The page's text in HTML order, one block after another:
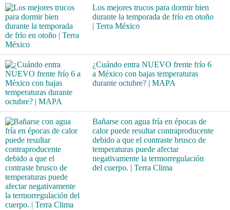
Los mejores trucos para dormir bien
durante la temporada de frío en otoño
| Terra México
¿Cuándo entra NUEVO frente frío 6
a México con bajas temperaturas
durante octubre? | MAPA
Bañarse con agua fría en épocas de
calor puede resultar contraproducente
debido a que el contraste brusco de
temperaturas puede afectar
negativamente la termorregulación
del cuerpo. | Terra Clima